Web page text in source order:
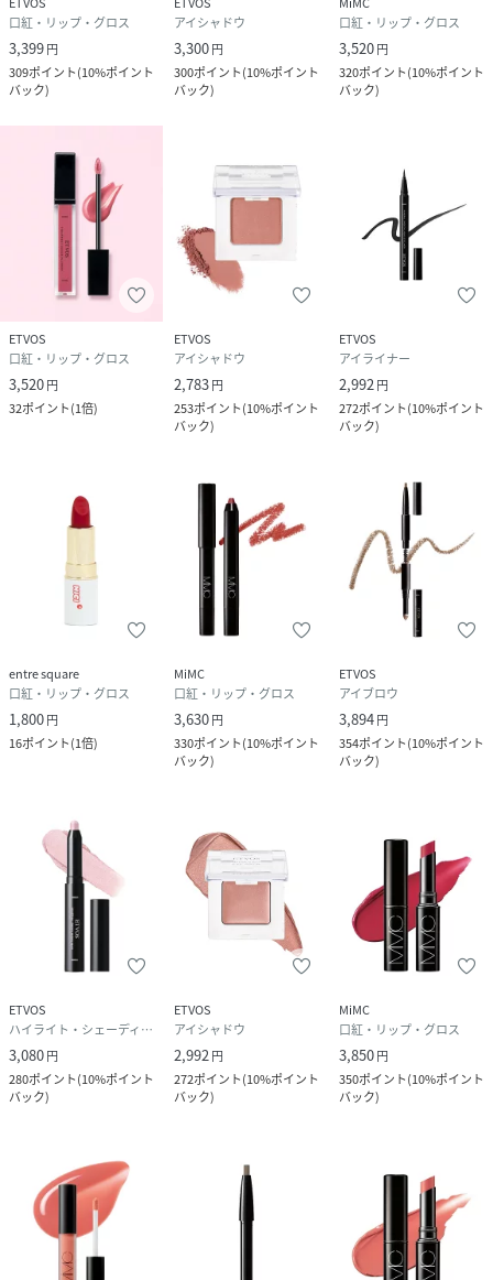
ミルキーココア：(+/-)グンジョウ、酸化チタン、酸化鉄、シ
リカ、水酸化Al、ホウケイ酸(Ca/Al)
内容量：6.7g
性別タイプ ユニセックス
原産国 日本
サイズ
品番
FG9435_AH10339
AH10339-001-F FG9435
広告文責
販売元：楽天グループ株式会社
0120-542-065（フリーダイヤル）
携帯・公衆電話からのお問い合わせ
050-5577-7001（有料）
＜カスタマーセンター営業時間＞
営業時間：9時～18時
口紅・リップ・グロス
3,399円
309ポイント(10%ポイント
バック)
アイシャドウ
3,300円
300ポイント(10%ポイント
バック)
口紅・リップ・グロス
3,520円
320ポイント(10%ポイント
バック)
ETVOS
口紅・リップ・グロス
3,520円
32ポイント(1倍)
ETVOS
アイシャドウ
2,783円
253ポイント(10%ポイント
バック)
ETVOS
アイライナー
2,992 円
272ポイント(10%ポイント
バック)
entre square
口紅・リップ・グロス
1,800円
16ポイント(1倍)
MiMC
口紅・リップ・グロス
3,630円
330ポイント(10%ポイント
バック)
ETVOS
アイブロウ
3,894円
354ポイント(10%ポイント
バック)
ETVOS
ハイライト・シェーディング
3,080円
280ポイント(10%ポイント
バック)
ETVOS
アイシャドウ
2,992 円
272ポイント(10%ポイント
バック)
MiMC
口紅・リップ・グロス
3,850円
350ポイント(10%ポイント
バック)